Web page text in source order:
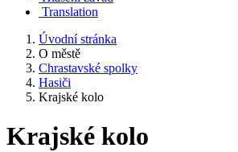
Translation
Úvodní stránka
O městě
Chrastavské spolky
Hasiči
Krajské kolo
Krajské kolo